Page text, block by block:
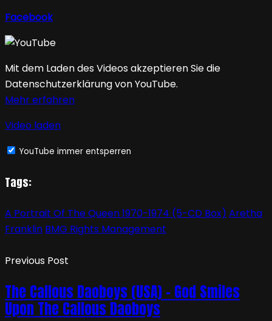
Facebook
Mit dem Laden des Videos akzeptieren Sie die
Datenschutzerklärung von YouTube.
Mehr erfahren
Video laden
YouTube immer entsperren
Tags:
A Portrait Of The Queen 1970-1974 (5-CD Box) Aretha
Franklin BMG Rights Management
Previous Post
The Callous Daoboys (USA) – God Smiles
Upon The Callous Daoboys